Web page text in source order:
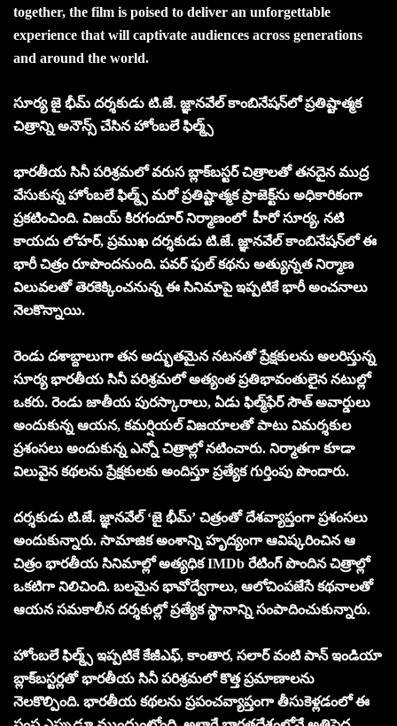
together, the film is poised to deliver an unforgettable
experience that will captivate audiences across generations
and around the world.
సూర్య జై భీమ్ దర్శకుడు టి.జే. జ్ఞానవేల్ కాంబినేషన్‌లో ప్రతిష్టాత్మక
చిత్రాన్ని అనౌన్స్ చేసిన హోంబలే ఫిల్మ్స్
భారతీయ సినీ పరిశ్రమలో వరుస బ్లాక్‌బస్టర్ చిత్రాలతో తనదైన ముద్ర
వేసుకున్న హోంబలే ఫిల్మ్స్ మరో ప్రతిష్టాత్మక ప్రాజెక్ట్‌ను అధికారికంగా
ప్రకటించింది. విజయ్ కిరగందూర్ నిర్మాణంలో హీరో సూర్య, నటి
కాయదు లోహర్, ప్రముఖ దర్శకుడు టి.జే. జ్ఞానవేల్ కాంబినేషన్‌లో ఈ
భారీ చిత్రం రూపొందనుంది. పవర్ ఫుల్ కథను అత్యున్నత నిర్మాణ
విలువలతో తెరకెక్కించనున్న ఈ సినిమాపై ఇప్పటికే భారీ అంచనాలు
నెలకొన్నాయి.
రెండు దశాబ్దాలుగా తన అద్భుతమైన నటనతో ప్రేక్షకులను అలరిస్తున్న
సూర్య భారతీయ సినీ పరిశ్రమలో అత్యంత ప్రతిభావంతులైన నటుల్లో
ఒకరు. రెండు జాతీయ పురస్కారాలు, ఏడు ఫిల్మ్‌ఫేర్ సౌత్ అవార్డులు
అందుకున్న ఆయన, కమర్షియల్ విజయాలతో పాటు విమర్శకుల
ప్రశంసలు అందుకున్న ఎన్నో చిత్రాల్లో నటించారు. నిర్మాతగా కూడా
విలువైన కథలను ప్రేక్షకులకు అందిస్తూ ప్రత్యేక గుర్తింపు పొందారు.
దర్శకుడు టి.జే. జ్ఞానవేల్ ‘జై భీమ్’ చిత్రంతో దేశవ్యాప్తంగా ప్రశంసలు
అందుకున్నారు. సామాజిక అంశాన్ని హృద్యంగా ఆవిష్కరించిన ఆ
చిత్రం భారతీయ సినిమాల్లో అత్యధిక IMDb రేటింగ్ పొందిన చిత్రాల్లో
ఒకటిగా నిలిచింది. బలమైన భావోద్వేగాలు, ఆలోచింపజేసే కథనాలతో
ఆయన సమకాలీన దర్శకుల్లో ప్రత్యేక స్థానాన్ని సంపాదించుకున్నారు.
హోంబలే ఫిల్మ్స్ ఇప్పటికే కేజీఎఫ్, కాంతార, సలార్ వంటి పాన్ ఇండియా
బ్లాక్‌బస్టర్లతో భారతీయ సినీ పరిశ్రమలో కొత్త ప్రమాణాలను
నెలకొల్పింది. భారతీయ కథలను ప్రపంచవ్యాప్తంగా తీసుకెళ్లడంలో ఈ